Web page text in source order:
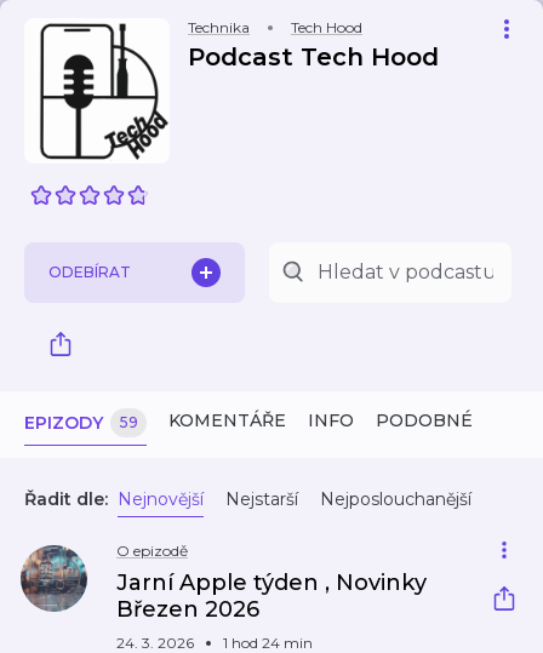
Technika Tech Hood
Podcast Tech Hood
ODEBÍRAT
EPIZODY 59 KOMENTÁŘE INFO PODOBNÉ
Řadit dle: Nejnovější Nejstarší Nejposlouchanější
O epizodě
Jarní Apple týden , Novinky
Březen 2026
24. 3. 2026 1 hod 24 min